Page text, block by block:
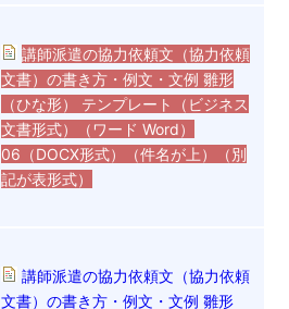
講師派遣の協力依頼文（協力依頼
文書）の書き方・例文・文例 雛形
（ひな形） テンプレート（ビジネス
文書形式）（ワード Word）
06（DOCX形式）（件名が上）（別
記が表形式）
講師派遣の協力依頼文（協力依頼
文書）の書き方・例文・文例 雛形